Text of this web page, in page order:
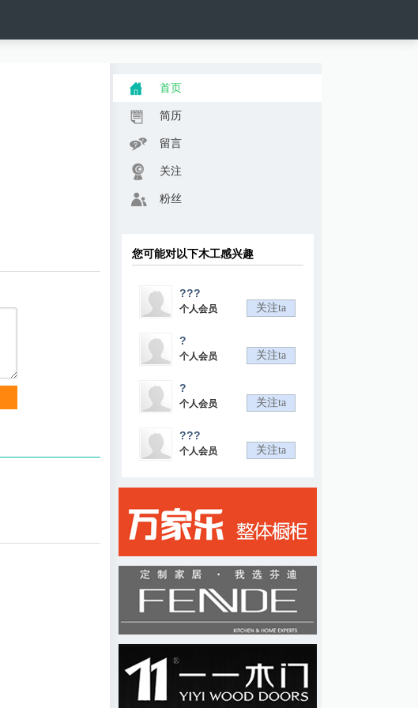
首页
简历
留言
关注
粉丝
您可能对以下木工感兴趣
???
个人会员 关注ta
?
个人会员 关注ta
?
个人会员 关注ta
???
个人会员 关注ta